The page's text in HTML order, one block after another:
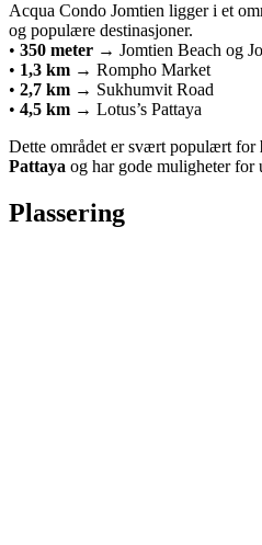
Acqua Condo Jomtien ligger i et
og populære destinasjoner.
• 350 meter → Jomtien Beach og
• 1,3 km → Rompho Market
• 2,7 km → Sukhumvit Road
• 4,5 km → Lotus’s Pattaya
Dette området er svært populært for
Pattaya og har gode muligheter for
Plassering